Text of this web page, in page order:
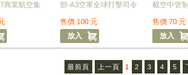
商業航空集
部-A3空軍全球打擊司令
售價 100 元
載空中管
474
售價70 元
最前頁 上一頁 1 2 3 4 5